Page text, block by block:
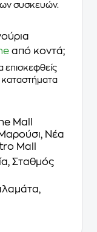
συσκευών.
από κοντά;
επισκεφθείς
Mall
Νέα
Mall
Σταθμός